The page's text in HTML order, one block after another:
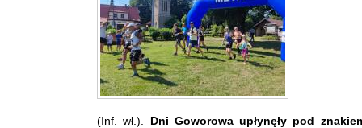
(Inf. wł.). Dni Goworowa upłynęły pod